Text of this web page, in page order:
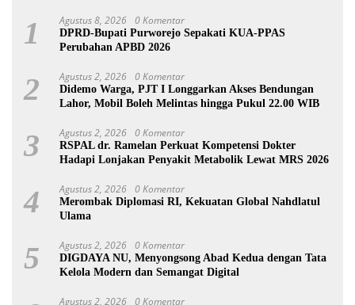
1 Agustus 8, 2026 0 Komentar
DPRD-Bupati Purworejo Sepakati KUA-PPAS
Perubahan APBD 2026
2 Agustus 2, 2026 0 Komentar
Didemo Warga, PJT I Longgarkan Akses Bendungan
Lahor, Mobil Boleh Melintas hingga Pukul 22.00 WIB
3 Agustus 2, 2026 0 Komentar
RSPAL dr. Ramelan Perkuat Kompetensi Dokter
Hadapi Lonjakan Penyakit Metabolik Lewat MRS 2026
4 Agustus 2, 2026 0 Komentar
Merombak Diplomasi RI, Kekuatan Global Nahdlatul
Ulama
5 Agustus 2, 2026 0 Komentar
DIGDAYA NU, Menyongsong Abad Kedua dengan Tata
Kelola Modern dan Semangat Digital
Agustus 2, 2026 0 Komentar